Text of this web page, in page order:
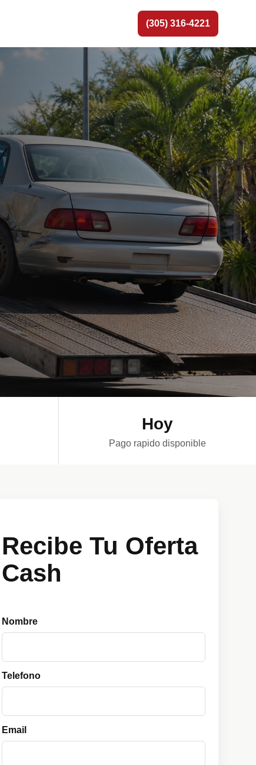
(305) 316-4221
Hoy
Pago rapido disponible
Recibe Tu Oferta
Cash
Nombre
Telefono
Email